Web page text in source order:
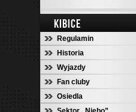
KIBICE
Regulamin
Historia
Wyjazdy
Fan cluby
Osiedla